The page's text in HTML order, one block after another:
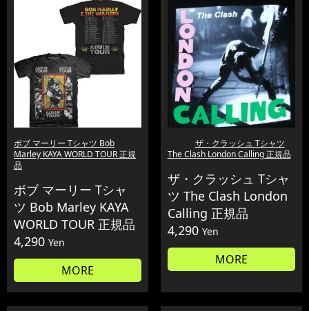
ボブ マーリー Tシャツ Bob
Marley KAYA WORLD TOUR 正規
品
ボブ マーリー Tシャ
ツ Bob Marley KAYA
WORLD TOUR 正規品
4,290 Yen
MORE
ザ・クラッシュ Tシャツ
The Clash London Calling 正規品
ザ・クラッシュ Tシャ
ツ The Clash London
Calling 正規品
4,290 Yen
MORE